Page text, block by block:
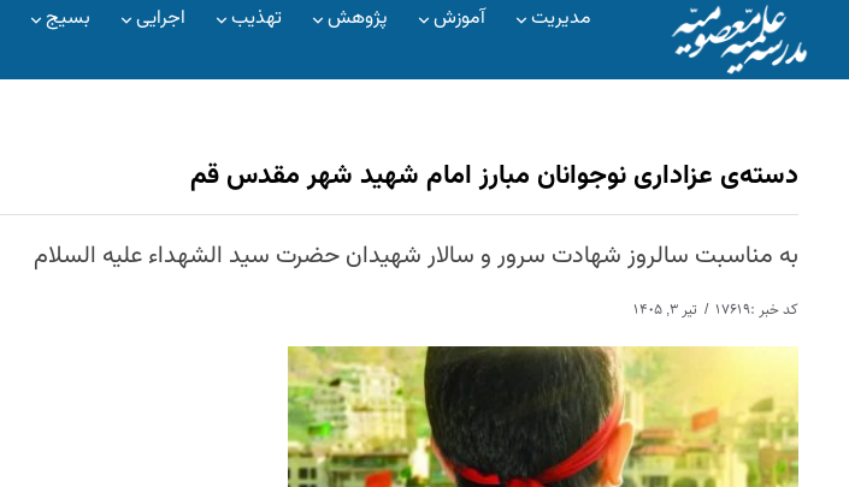
مدیریت آموزش پژوهش تهذیب اجرایی بسیج
دسته‌ی عزاداری نوجوانان مبارز امام شهید شهر مقدس قم
به مناسبت سالروز شهادت سرور و سالار شهیدان حضرت سید الشهداء علیه السلام
کد خبر :۱۷۶۱۹ تیر ۳, ۱۴۰۵